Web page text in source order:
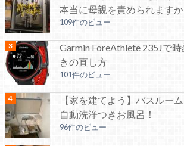
本当に母親を責められますか
109件のビュー
Garmin ForeAthlete 235Jで
きの直し方
101件のビュー
【家を建てよう】バスルー
自動洗浄つきお風呂！
96件のビュー